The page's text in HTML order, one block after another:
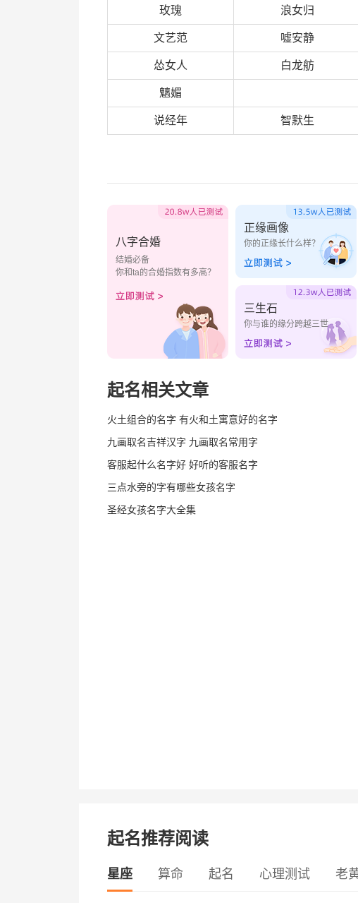
玫瑰 浪女归
文艺范 嘘安静
怂女人 白龙舫
魑媚
说经年 智默生
八字合婚
结婚必备
你和ta的合婚指数有多高？
正缘画像
你的正缘长什么样？
三生石
你与谁的缘分跨越三世
起名相关文章
火土组合的名字 有火和土寓意好的名字
九画取名吉祥汉字 九画取名常用字
客服起什么名字好 好听的客服名字
三点水旁的字有哪些女孩名字
圣经女孩名字大全集
起名推荐阅读
星座 算命 起名 心理测试 老